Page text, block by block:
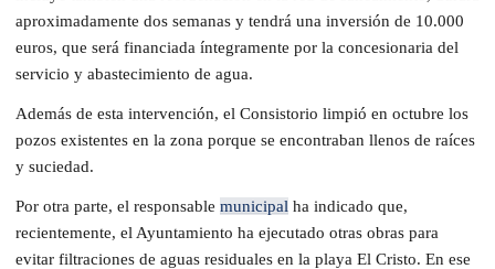
aproximadamente dos semanas y tendrá una inversión de 10.000
euros, que será financiada íntegramente por la concesionaria del
servicio y abastecimiento de agua.
Además de esta intervención, el Consistorio limpió en octubre los
pozos existentes en la zona porque se encontraban llenos de raíces
y suciedad.
Por otra parte, el responsable municipal ha indicado que,
recientemente, el Ayuntamiento ha ejecutado otras obras para
evitar filtraciones de aguas residuales en la playa El Cristo. En ese